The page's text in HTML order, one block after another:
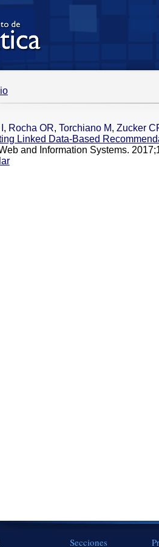
, Rocha OR, Torchiano M, Zucker
Linked Data-Based
and Information Systems.
Secciones